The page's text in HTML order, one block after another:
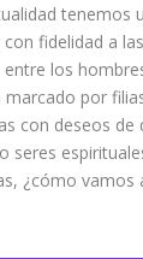
tenemos
fidelidad a
entre los
por
con deseos de
seres
¿cómo vamos